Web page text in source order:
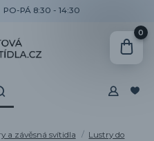
PO-PÁ 8:30 - 14:30
0
a závěsná svítidla
Lustry do